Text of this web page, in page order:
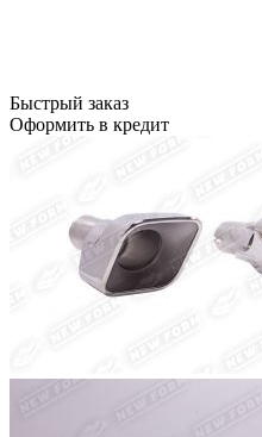
Быстрый заказ
Оформить в кредит